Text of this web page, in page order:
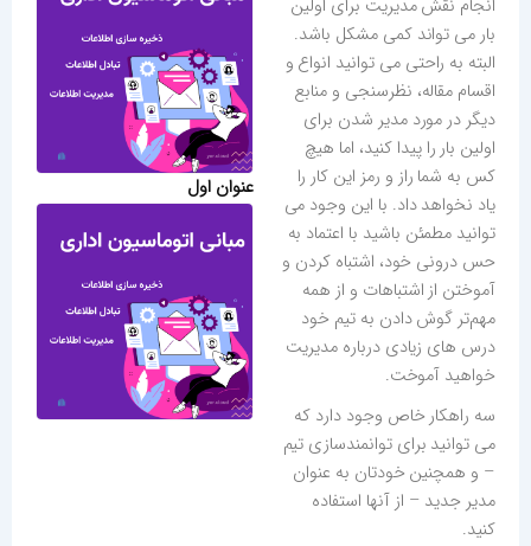
انجام نقش مدیریت برای اولین
بار می تواند کمی مشکل باشد.
البته به راحتی می توانید انواع و
اقسام مقاله، نظرسنجی و منابع
دیگر در مورد مدیر شدن برای
اولین بار را پیدا کنید، اما هیچ
کس به شما راز و رمز این کار را
یاد نخواهد داد. با این وجود می
توانید مطمئن باشید با اعتماد به
حس درونی خود، اشتباه کردن و
آموختن از اشتباهات و از همه
مهم‌تر گوش دادن به تیم خود
درس های زیادی درباره مدیریت
خواهید آموخت.
سه راهکار خاص وجود دارد که
می توانید برای توانمندسازی تیم
– و همچنین خودتان به عنوان
مدیر جدید – از آنها استفاده
کنید.
عنوان اول